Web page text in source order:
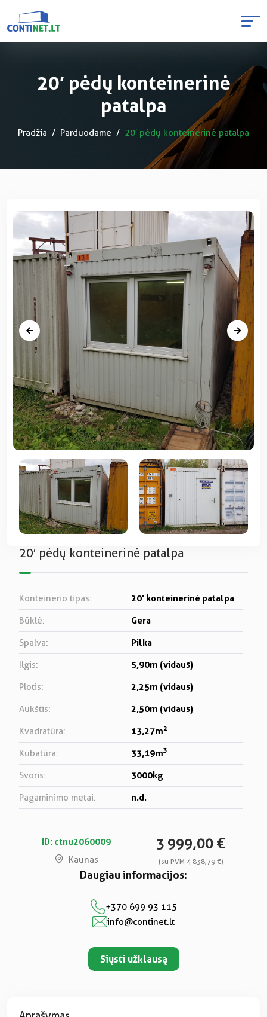
20′ pėdų konteinerinė
patalpa
Pradžia Parduodame 20′ pėdų konteinerinė patalpa
20′ pėdų konteinerinė patalpa
Konteinerio tipas: 20' konteinerinė patalpa
Būklė: Gera
Spalva: Pilka
Ilgis: 5,90m (vidaus)
Plotis: 2,25m (vidaus)
Aukštis: 2,50m (vidaus)
Kvadratūra: 13,27m2
Kubatūra: 33,19m3
Svoris: 3000kg
Pagaminimo metai: n.d.
ID: ctnu2060009
Kaunas
3 999,00 €
(su PVM 4 838,79 €)
Daugiau informacijos:
+370 699 93 115
info@continet.lt
Siųsti užklausą